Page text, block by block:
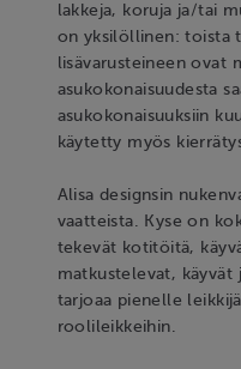
lakkeja, koruja ja/tai
on yksilöllinen: toista
lisävarusteineen ovat
asukokonaisuudesta
asukokonaisuuksiin
käytetty myös
Alisa designsin
vaatteista. Kyse on
tekevät kotitöitä,
matkustelevat, käyvät
tarjoaa pienelle
roolileikkeihin.